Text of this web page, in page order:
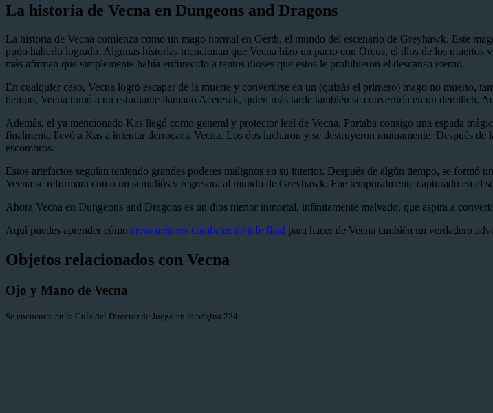
La historia de Vecna en Dungeons and Dragons
La historia de Vecna comienza como un mago normal en Oerth, el mundo del escenario de Greyhawk. Este
pudo haberlo logrado. Algunas historias mencionan que Vecna hizo un pacto con Orcus, el dios de los
más afirman que simplemente había enfurecido a tantos dioses que estos le prohibieron el descanso eterno.
En cualquier caso, Vecna logró escapar de la muerte y convertirse en un (quizás el primero) mago no muerto,
tiempo, Vecna tomó a un estudiante llamado Acererak, quien más tarde también se convertiría en un demilich.
Además, el ya mencionado Kas llegó como general y protector leal de Vecna. Portaba consigo una espada
finalmente llevó a Kas a intentar derrocar a Vecna. Los dos lucharon y se destruyeron mutuamente. Después
escombros.
Estos artefactos seguían teniendo grandes poderes malignos en su interior. Después de algún tiempo, se
Vecna se reformara como un semidiós y regresara al mundo de Greyhawk. Fue temporalmente capturado en el
Ahora Vecna en Dungeons and Dragons es un dios menor inmortal, infinitamente malvado, que aspira a
Aquí puedes aprender cómo crear mejores combates de jefe final para hacer de Vecna también un verdadero
Objetos relacionados con Vecna
Ojo y Mano de Vecna
Se encuentra en la Guía del Director de Juego en la página 224.